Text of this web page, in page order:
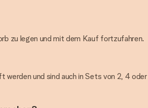
zu legen und mit dem Kauf fortzufahren.
und sind auch in Sets von 2, 4